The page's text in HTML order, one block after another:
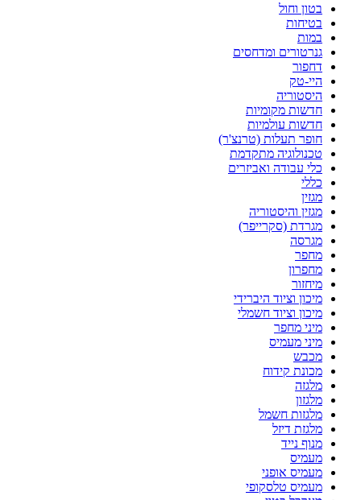
בטון וחול
בטיחות
במות
גנרטורים ומדחסים
דחפור
היי-טק
היסטוריה
חדשות מקומיות
חדשות עולמיות
חופר תעלות (טרנצ'ר)
טכנולוגיה מתקדמת
כלי עבודה ואביזרים
כללי
מגזין
מגזין והיסטוריה
מגרדת (סקרייפר)
מגרסה
מחפר
מחפרון
מיחזור
מיכון וציוד היברידי
מיכון וציוד חשמלי
מיני מחפר
מיני מעמיס
מכבש
מכונת קידוח
מלגזה
מלגזון
מלגזות חשמל
מלגזת דיזל
מנוף נייד
מעמיס
מעמיס אופני
מעמיס טלסקופי